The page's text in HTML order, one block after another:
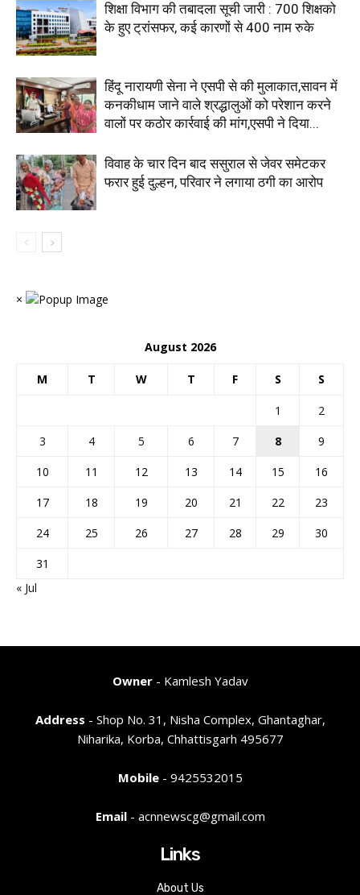
शिक्षा विभाग की तबादला सूची जारी : 700 शिक्षको
के हुए ट्रांसफर, कई कारणों से 400 नाम रुके
हिंदू नारायणी सेना ने एसपी से की मुलाकात,सावन में
कनकीधाम जाने वाले श्रद्धालुओं को परेशान करने
वालों पर कठोर कार्रवाई की मांग,एसपी ने दिया...
विवाह के चार दिन बाद ससुराल से जेवर समेटकर
फरार हुई दुल्हन, परिवार ने लगाया ठगी का आरोप
×
August 2026
M T W T F S S
1
2
3
4 5 6 7 8
9
10
11 12 13 14 15
16
17
18 19 20 21 22
23
24
25 26 27 28 29
30
31
« Jul
Owner- Kamlesh Yadav
Address - Shop No. 31, Nisha Complex, Ghantaghar,
Niharika, Korba, Chhattisgarh 495677
Mobile- 9425532015
Email- acnnewscg@gmail.com
Links
About Us